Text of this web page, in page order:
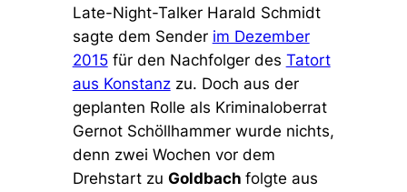
Late-Night-Talker Harald Schmidt
sagte dem Sender im Dezember
2015für den Nachfolger des Tatort
aus Konstanzzu. Doch aus der
geplanten Rolle als Kriminaloberrat
Gernot Schöllhammer wurde nichts,
denn zwei Wochen vor dem
Drehstart zu Goldbach folgte aus